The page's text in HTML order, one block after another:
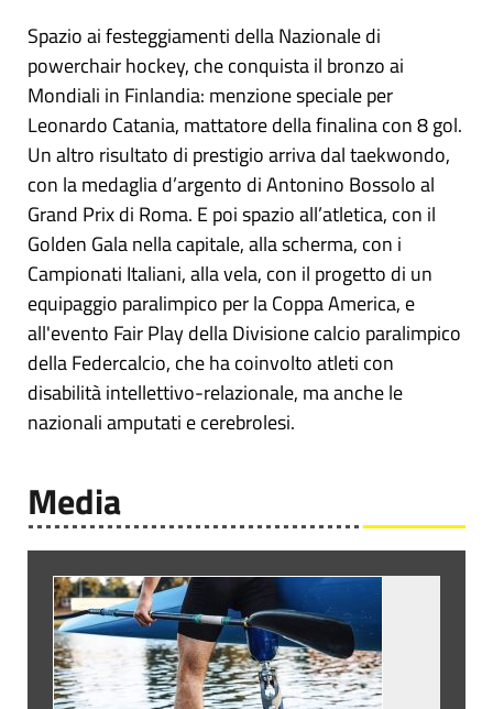
Spazio ai festeggiamenti della Nazionale di
powerchair hockey, che conquista il bronzo ai
Mondiali in Finlandia: menzione speciale per
Leonardo Catania, mattatore della finalina con 8 gol.
Un altro risultato di prestigio arriva dal taekwondo,
con la medaglia d’argento di Antonino Bossolo al
Grand Prix di Roma. E poi spazio all’atletica, con il
Golden Gala nella capitale, alla scherma, con i
Campionati Italiani, alla vela, con il progetto di un
equipaggio paralimpico per la Coppa America, e
all'evento Fair Play della Divisione calcio paralimpico
della Federcalcio, che ha coinvolto atleti con
disabilità intellettivo-relazionale, ma anche le
nazionali amputati e cerebrolesi.
Media